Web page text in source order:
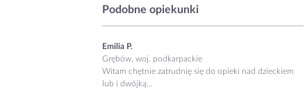
Podobne opiekunki
Emilia P.
Grębów, woj. podkarpackie
Witam chętnie zatrudnię się do opieki nad dzieckiem
lub i dwójką...